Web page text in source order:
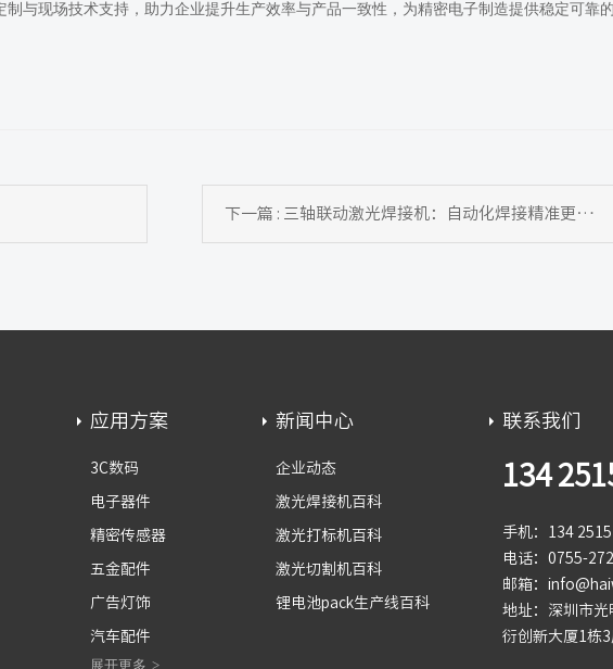
与现场技术支持，助力企业提升生产效率与产品一致性，为精密电子制造提供稳定可靠
下一篇 : 三轴联动激光焊接机：自动化焊接精准更高效
应用方案
3C数码
电子器件
精密传感器
五金配件
广告灯饰
汽车配件
展开更多
新闻中心
企业动态
激光焊接机百科
激光打标机百科
激光切割机百科
锂电池pack生产线百科
联系我们
134
手机：134 2515
电话：0755-
邮箱：
地址：深圳市光
衍创新大厦1栋